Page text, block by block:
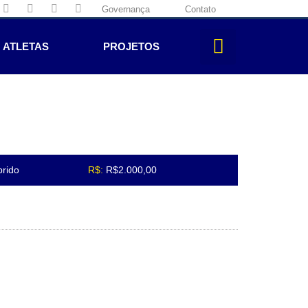
Governança Contato
ATLETAS PROJETOS
R$: R$2.000,00